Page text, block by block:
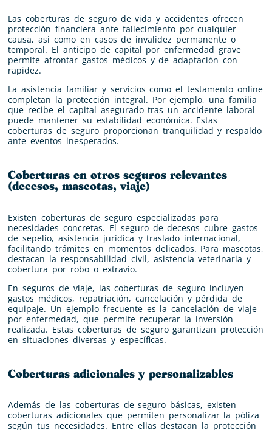
Las coberturas de seguro de vida y accidentes ofrecen
protección financiera ante fallecimiento por cualquier
causa, así como en casos de invalidez permanente o
temporal. El anticipo de capital por enfermedad grave
permite afrontar gastos médicos y de adaptación con
rapidez.
La asistencia familiar y servicios como el testamento online
completan la protección integral. Por ejemplo, una familia
que recibe el capital asegurado tras un accidente laboral
puede mantener su estabilidad económica. Estas
coberturas de seguro proporcionan tranquilidad y respaldo
ante eventos inesperados.
Coberturas en otros seguros relevantes
(decesos, mascotas, viaje)
Existen coberturas de seguro especializadas para
necesidades concretas. El seguro de decesos cubre gastos
de sepelio, asistencia jurídica y traslado internacional,
facilitando trámites en momentos delicados. Para mascotas,
destacan la responsabilidad civil, asistencia veterinaria y
cobertura por robo o extravío.
En seguros de viaje, las coberturas de seguro incluyen
gastos médicos, repatriación, cancelación y pérdida de
equipaje. Un ejemplo frecuente es la cancelación de viaje
por enfermedad, que permite recuperar la inversión
realizada. Estas coberturas de seguro garantizan protección
en situaciones diversas y específicas.
Coberturas adicionales y personalizables
Además de las coberturas de seguro básicas, existen
coberturas adicionales que permiten personalizar la póliza
según tus necesidades. Entre ellas destacan la protección